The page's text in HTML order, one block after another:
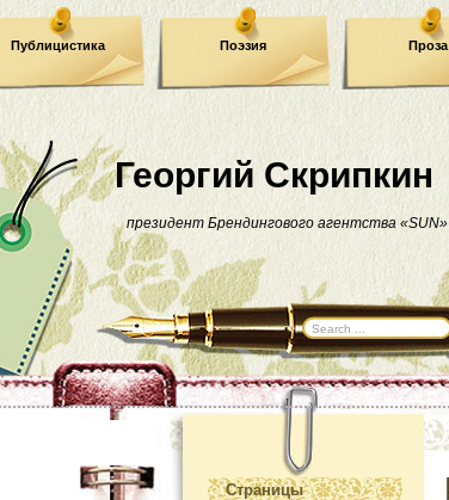
Георгий Скрипкин
президент Брендингового агентства «SUN»
Публицистика Поэзия Проза
Страницы